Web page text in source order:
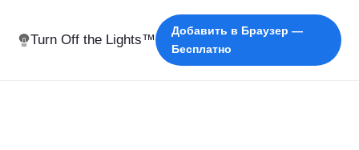
Turn Off the Lights™
Добавить в Браузер —
Бесплатно